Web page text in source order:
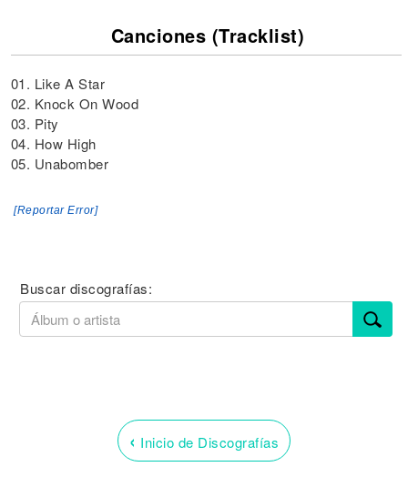
Canciones (Tracklist)
01. Like A Star
02. Knock On Wood
03. Pity
04. How High
05. Unabomber
[Reportar Error]
Buscar discografías:
‹ Inicio de Discografías